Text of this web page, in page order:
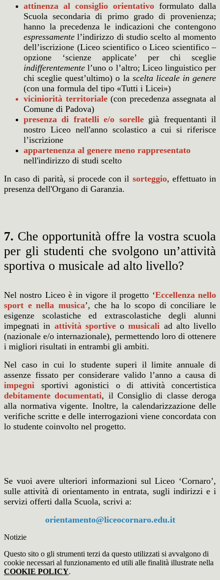
attinenza al consiglio orientativo formulato dalla
Scuola secondaria di primo grado di provenienza;
hanno la precedenza le indicazioni che contengono
espressamente l’indirizzo di studio scelto al momento
dell’iscrizione (Liceo scientifico o Liceo scientifico –
opzione ‘scienze applicate’ per chi sceglie
indifferentemente l’uno o l’altro; Liceo linguistico per
chi sceglie quest’ultimo) o la scelta liceale in genere
(con una formula del tipo «Tutti i Licei»)
viciniorità territoriale(con precedenza assegnata al
Comune di Padova)
presenza di fratelli e/o sorellegià frequentanti il
nostro Liceo nell'anno scolastico a cui si riferisce
l’iscrizione
appartenenza al genere meno rappresentato
nell'indirizzo di studi scelto
In caso di parità, si procede con il sorteggio, effettuato in
presenza dell'Organo di Garanzia.
7. Che opportunità offre la vostra scuola
per gli studenti che svolgono un’attività
sportiva o musicale ad alto livello?
Nel nostro Liceo è in vigore il progetto ‘Eccellenza nello
sport e nella musica’, che ha lo scopo di conciliare le
esigenze scolastiche ed extrascolastiche degli alunni
impegnati in attività sportiveomusicali ad alto livello
(nazionale e/o internazionale), permettendo loro di ottenere
i migliori risultati in entrambi gli ambiti.
Nel caso in cui lo studente superi il limite annuale di
assenze fissato per considerare valido l’anno a causa di
impegni sportivi agonistici o di attività concertistica
debitamente documentati, il Consiglio di classe deroga
alla normativa vigente. Inoltre, la calendarizzazione delle
verifiche scritte e delle interrogazioni viene concordata con
lo studente coinvolto nel progetto.
Se vuoi avere ulteriori informazioni sul Liceo ‘Cornaro’,
sulle attività di orientamento in entrata, sugli indirizzi e i
servizi offerti dalla Scuola, scrivi a:
orientamento@liceocornaro.edu.it
Notizie
Questo sito o gli strumenti terzi da questo utilizzati si avvalgono di
cookie necessari al funzionamento ed utili alle finalità illustrate nella
COOKIE POLICY.